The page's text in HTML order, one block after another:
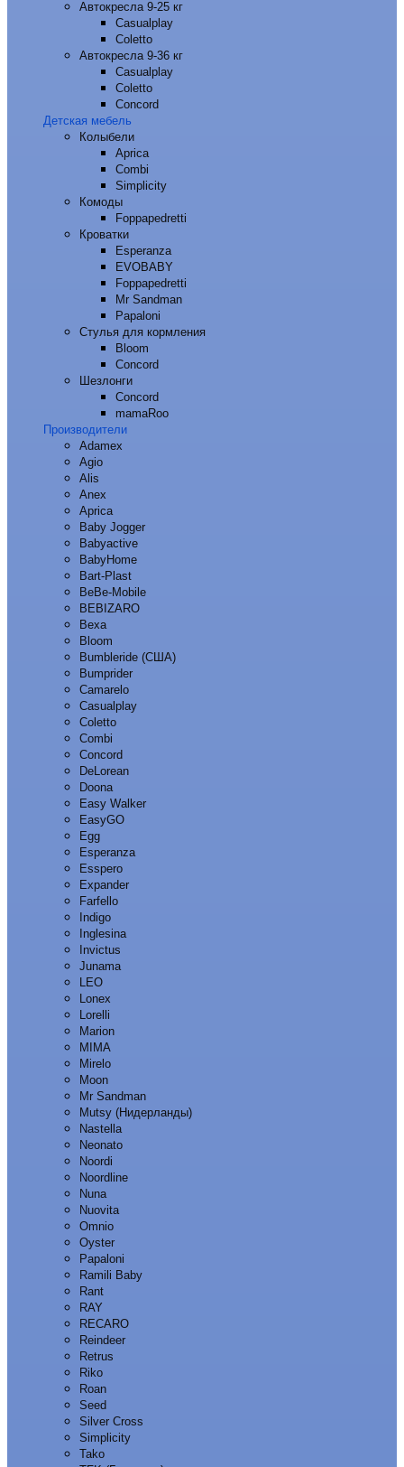
Автокресла 9-25 кг
Casualplay
Coletto
Автокресла 9-36 кг
Casualplay
Coletto
Concord
Детская мебель
Колыбели
Aprica
Combi
Simplicity
Комоды
Foppapedretti
Кроватки
Esperanza
EVOBABY
Foppapedretti
Mr Sandman
Papaloni
Стулья для кормления
Bloom
Concord
Шезлонги
Concord
mamaRoo
Производители
Adamex
Agio
Alis
Anex
Aprica
Baby Jogger
Babyactive
BabyHome
Bart-Plast
BeBe-Mobile
BEBIZARO
Bexa
Bloom
Bumbleride (США)
Bumprider
Camarelo
Casualplay
Coletto
Combi
Concord
DeLorean
Doona
Easy Walker
EasyGO
Egg
Esperanza
Esspero
Expander
Farfello
Indigo
Inglesina
Invictus
Junama
LEO
Lonex
Lorelli
Marion
MIMA
Mirelo
Moon
Mr Sandman
Mutsy (Нидерланды)
Nastella
Neonato
Noordi
Noordline
Nuna
Nuovita
Omnio
Oyster
Papaloni
Ramili Baby
Rant
RAY
RECARO
Reindeer
Retrus
Riko
Roan
Seed
Silver Cross
Simplicity
Tako